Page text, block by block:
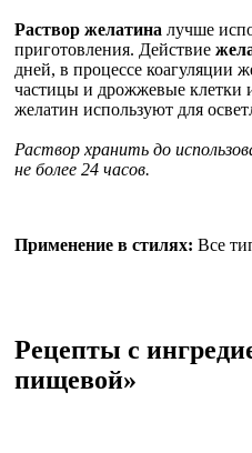
Раствор желатина лучше
приготовления. Действие
дней, в процессе коагуляции
частицы и дрожжевые клетки
желатин используют для
Раствор хранить до
не более 24 часов.
Применение в стилях: Все
Рецепты с
пищевой»